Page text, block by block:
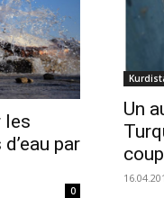
les
par
0
Un